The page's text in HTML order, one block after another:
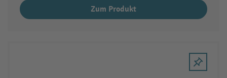
Zum Produkt